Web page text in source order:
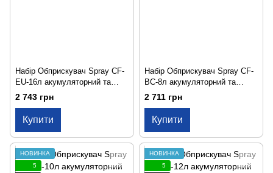
Набір Обприскувач Spray CF-
EU-16л акумуляторний та
Насадка Турбо туман ALBA
Spray CF-113E
2 743 грн
Купити
Набір Обприскувач Spray CF-
BC-8л акумуляторний та
Насадка Турбо туман ALBA
Spray CF-112E
2 711 грн
Купити
НОВИНКА
5
НОВИНКА
5